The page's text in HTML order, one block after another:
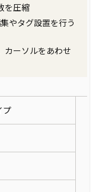
を圧縮
やタグ設置を行う
カーソルをあわせ
プ